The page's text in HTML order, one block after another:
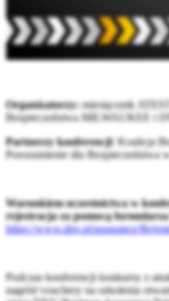
Organizatorzy:miesięcznik
Bezpieczeństwa MILWAUKEE i
Partnerzy konferencji: Koalicja
Porozumienie dla Bezpieczeństwa
Warunkiem uczestnictwa w
rejestracja za pomocą
https://www.dnv.pl/assurance/
Podczas konferencji konkursy z
nagród vouchery na szkolenia